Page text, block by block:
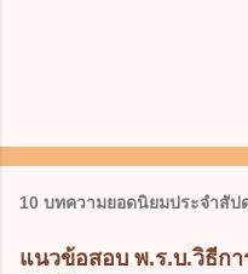
10 บทความยอดนิยมประจำสัป
แนวข้อสอบ พ.ร.บ.วิธีก